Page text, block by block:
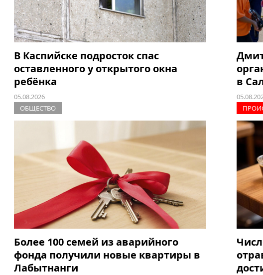
В Каспийске подросток спас
оставленного у открытого окна
ребёнка
05.08.2026
в
ОБЩЕСТВО
Более 100 семей из аварийного
фонда получили новые квартиры в
Лабытнанги